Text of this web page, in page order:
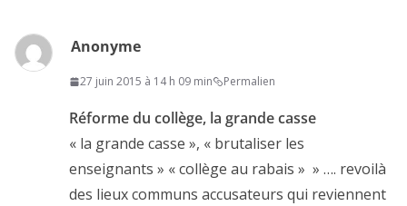
Anonyme
27 juin 2015 à 14 h 09 min Permalien
Réforme du collège, la grande casse
« la grande casse », « brutaliser les
enseignants » « collège au rabais » » …. revoilà
des lieux communs accusateurs qui reviennent